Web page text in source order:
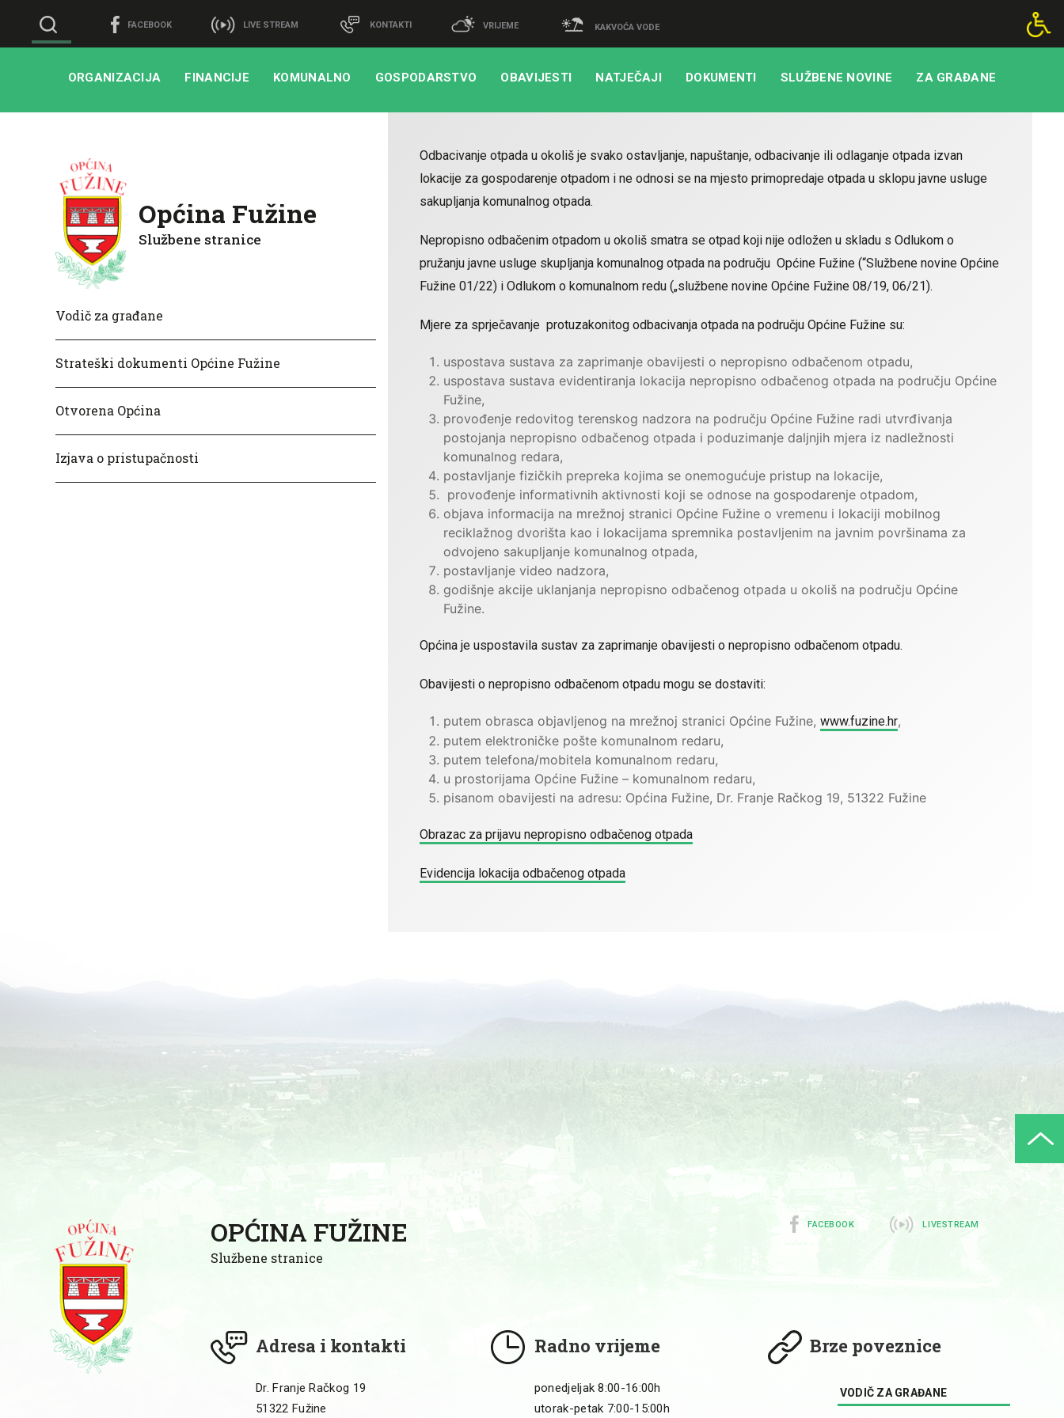
FACEBOOK LIVE STREAM KONTAKTI VRIJEME KAKVOĆA VODE
ORGANIZACIJA FINANCIJE KOMUNALNO GOSPODARSTVO OBAVIJESTI NATJEČAJI DOKUMENTI SLUŽBENE NOVINE ZA GRAĐANE
Općina Fužine
Službene stranice
Vodič za građane
Strateški dokumenti Općine Fužine
Otvorena Općina
Izjava o pristupačnosti
Odbacivanje otpada u okoliš je svako ostavljanje, napuštanje, odbacivanje ili odlaganje otpada izvan
lokacije za gospodarenje otpadom i ne odnosi se na mjesto primopredaje otpada u sklopu javne usluge
sakupljanja komunalnog otpada.
Nepropisno odbačenim otpadom u okoliš smatra se otpad koji nije odložen u skladu s Odlukom o
pružanju javne usluge skupljanja komunalnog otpada na području Općine Fužine (“Službene novine Općine
Fužine 01/22) i Odlukom o komunalnom redu („službene novine Općine Fužine 08/19, 06/21).
Mjere za sprječavanje protuzakonitog odbacivanja otpada na području Općine Fužine su:
uspostava sustava za zaprimanje obavijesti o nepropisno odbačenom otpadu,
uspostava sustava evidentiranja lokacija nepropisno odbačenog otpada na području Općine
Fužine,
provođenje redovitog terenskog nadzora na području Općine Fužine radi utvrđivanja
postojanja nepropisno odbačenog otpada i poduzimanje daljnjih mjera iz nadležnosti
komunalnog redara,
postavljanje fizičkih prepreka kojima se onemogućuje pristup na lokacije,
provođenje informativnih aktivnosti koji se odnose na gospodarenje otpadom,
objava informacija na mrežnoj stranici Općine Fužine o vremenu i lokaciji mobilnog
reciklažnog dvorišta kao i lokacijama spremnika postavljenim na javnim površinama za
odvojeno sakupljanje komunalnog otpada,
postavljanje video nadzora,
godišnje akcije uklanjanja nepropisno odbačenog otpada u okoliš na području Općine
Fužine.
Općina je uspostavila sustav za zaprimanje obavijesti o nepropisno odbačenom otpadu.
Obavijesti o nepropisno odbačenom otpadu mogu se dostaviti:
putem obrasca objavljenog na mrežnoj stranici Općine Fužine, www.fuzine.hr,
putem elektroničke pošte komunalnom redaru,
putem telefona/mobitela komunalnom redaru,
u prostorijama Općine Fužine – komunalnom redaru,
pisanom obavijesti na adresu: Općina Fužine, Dr. Franje Račkog 19, 51322 Fužine
Obrazac za prijavu nepropisno odbačenog otpada
Evidencija lokacija odbačenog otpada
OPĆINA FUŽINE
Službene stranice
FACEBOOK LIVESTREAM
Adresa i kontakti
Dr. Franje Račkog 19
51322 Fužine
Radno vrijeme
ponedjeljak 8:00-16:00h
utorak-petak 7:00-15:00h
Brze poveznice
VODIČ ZA GRAĐANE